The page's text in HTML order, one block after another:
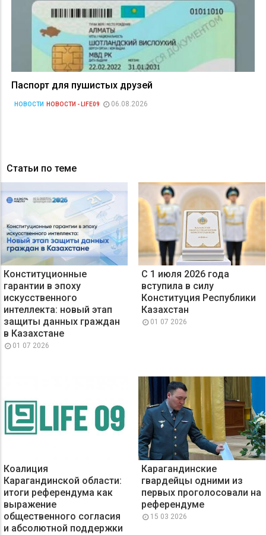
Паспорт для пушистых друзей
НОВОСТИ НОВОСТИ - LIFE09 06.08.2026
Статьи по теме
Конституционные
гарантии в эпоху
искусственного
интеллекта: новый этап
защиты данных граждан
в Казахстане
01 07 2026
С 1 июля 2026 года
вступила в силу
Конституция Республики
Казахстан
01 07 2026
Коалиция
Карагандинской области:
итоги референдума как
выражение
общественного согласия
и абсолютной поддержки
Карагандинские
гвардейцы одними из
первых проголосовали на
референдуме
15 03 2026